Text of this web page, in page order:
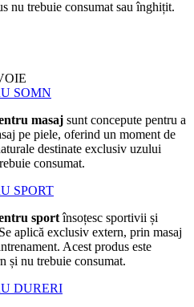
nu trebuie consumat sau înghițit.
SOMN
masaj sunt concepute pentru a
pe piele, oferind un moment de
destinate exclusiv uzului
consumat.
SPORT
sportînsoțesc sportivii și
aplică exclusiv extern, prin masaj
Acest produs este
și nu trebuie consumat.
DURERI